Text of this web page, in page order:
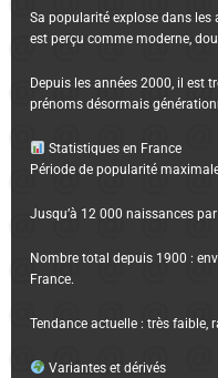
Sa popularité explose dans les
est perçu comme moderne,
Depuis les années 2000, il est
prénoms désormais
Statistiques en France
Période de popularité
Jusqu’à 12 000 naissances
Nombre total depuis 1900 :
France.
Tendance actuelle : très faible,
Variantes et dérivés